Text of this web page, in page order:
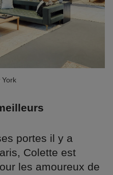
portes il y a
Colette est
les amoureux de